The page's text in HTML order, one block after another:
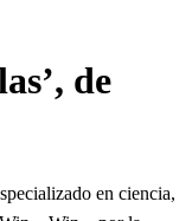
de
en ciencia,